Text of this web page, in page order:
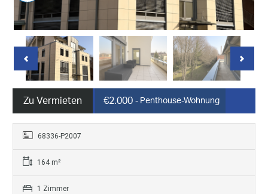
Zu Vermieten €2.000 - Penthouse-Wohnung
68336-P2007
164 m²
1 Zimmer